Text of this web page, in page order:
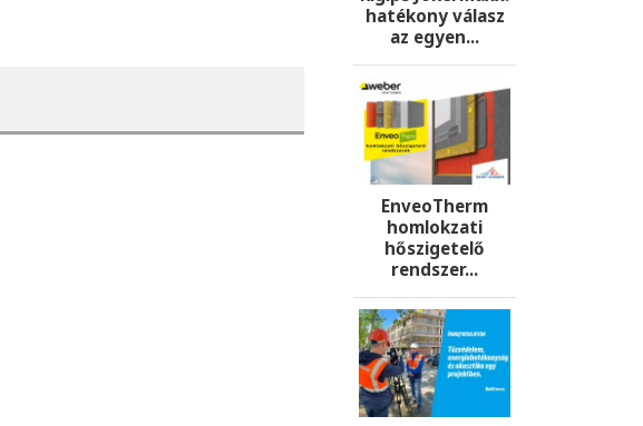
hatékony válasz
az egyen...
EnveoTherm
homlokzati
hőszigetelő
rendszer...